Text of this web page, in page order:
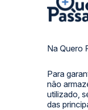
Na Quero
Para
não
utilizado,
das